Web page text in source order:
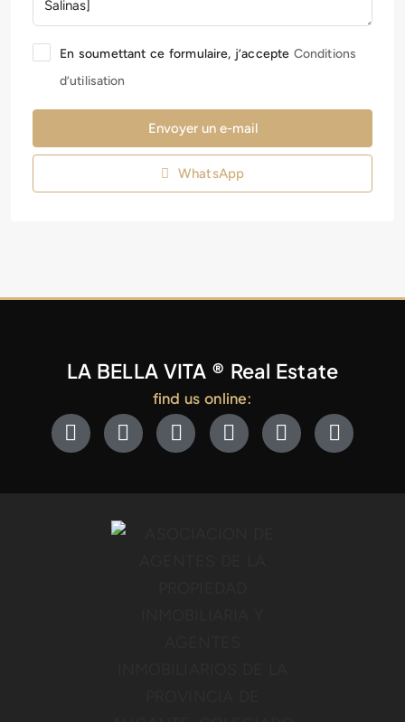
En soumettant ce formulaire, j’accepte Conditions
d’utilisation
Envoyer un e-mail
WhatsApp
LA BELLA VITA ® Real Estate
find us online: